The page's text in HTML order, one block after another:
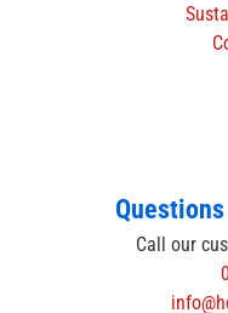
Call our